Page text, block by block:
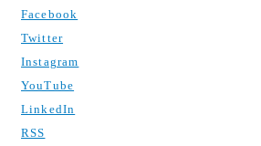
Facebook
Twitter
Instagram
YouTube
LinkedIn
RSS